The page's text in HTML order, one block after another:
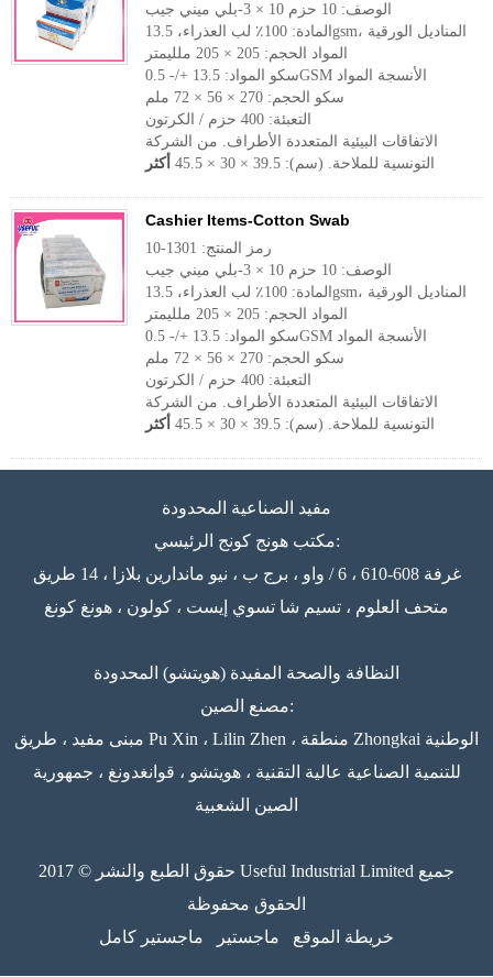
الوصف: 10 حزم 10 × 3-بلي ميني جيب
المادة: 100٪ لب العذراء، 13.5gsm، المناديل الورقية
المواد الحجم: 205 × 205 ملليمتر
سكو المواد: 13.5 +/- 0.5GSM الأنسجة المواد
سكو الحجم: 270 × 56 × 72 ملم
التعبئة: 400 حزم / الكرتون
الاتفاقات البيئية المتعددة الأطراف. من الشركة
التونسية للملاحة. (سم): 39.5 × 30 × 45.5
أكثر
Cashier Items-Cotton Swab
رمز المنتج: 1301-10
الوصف: 10 حزم 10 × 3-بلي ميني جيب
المادة: 100٪ لب العذراء، 13.5gsm، المناديل الورقية
المواد الحجم: 205 × 205 ملليمتر
سكو المواد: 13.5 +/- 0.5GSM الأنسجة المواد
سكو الحجم: 270 × 56 × 72 ملم
التعبئة: 400 حزم / الكرتون
الاتفاقات البيئية المتعددة الأطراف. من الشركة
التونسية للملاحة. (سم): 39.5 × 30 × 45.5
أكثر
مفيد الصناعية المحدودة
مكتب هونج كونج الرئيسي:
غرفة 608-610 ، 6 / واو ، برج ب ، نيو ماندارين بلازا ، 14 طريق
متحف العلوم ، تسيم شا تسوي إيست ، كولون ، هونغ كونغ
النظافة والصحة المفيدة (هويتشو) المحدودة
مصنع الصين:
مبنى مفيد ، طريق Pu Xin ، Lilin Zhen ، منطقة Zhongkai الوطنية
للتنمية الصناعية عالية التقنية ، هويتشو ، قوانغدونغ ، جمهورية
الصين الشعبية
حقوق الطبع والنشر © 2017 Useful Industrial Limited جميع
الحقوق محفوظة
خريطة الموقع
ماجستير ماجستير كامل